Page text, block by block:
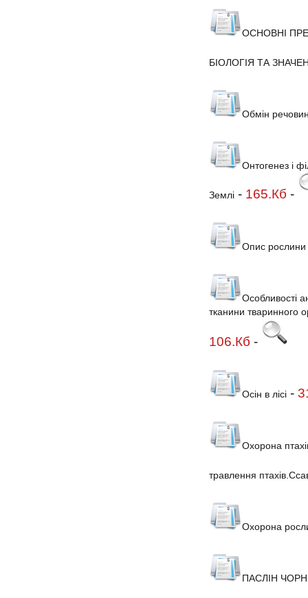
ОСНОВНІ
БІОЛОГІЯ ТА
Обмін речовин
Онтогенез і
Землі- 165.Кб -
Опис рослини
Особливості
тканини тваринного
106.Кб -
Осін в лісі-
Охорона
травлення
Охорона
ПАСЛІН